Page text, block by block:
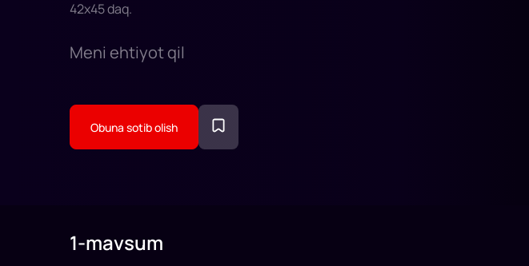
42x45daq.
Meni ehtiyot qil
Obuna sotib olish
1-mavsum